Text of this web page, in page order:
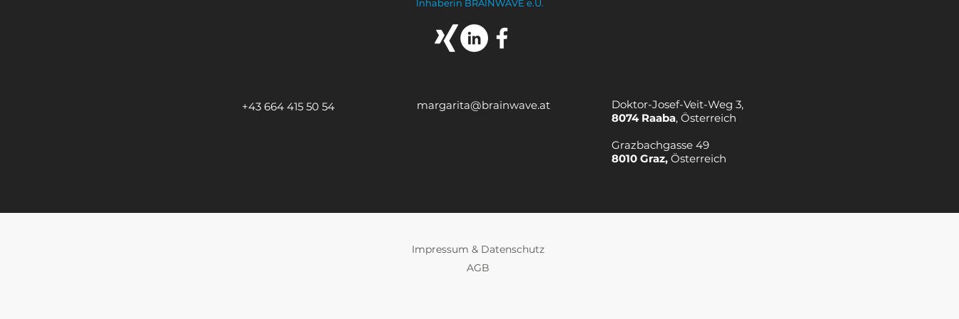
Inhaberin BRAINWAVE e.U.
+43 664 415 50 54 margarita@brainwave.at
Doktor-Josef-Veit-Weg 3,
8074 Raaba, Österreich
Grazbachgasse 49
8010 Graz, Österreich
Impressum & Datenschutz
AGB